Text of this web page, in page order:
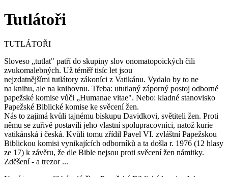
Tutlátoři
TUTLÁTOŘI
Sloveso „tutlat" patří do skupiny slov onomatopoických čili
zvukomalebných. Už téměř tisíc let jsou
nejzdatnějšími tutlátory zákoníci z Vatikánu. Vydalo by to ne
na knihu, ale na knihovnu. Třeba: ututlaný záporný postoj odborné
papežské komise vůči „Humanae vitae". Nebo: kladné stanovisko
Papežské Biblické komise ke svěcení žen.
Nás to zajimá kvůli tajnému biskupu Davidkovi, světiteli žen. Proti
němu se zuřivě postavili jeho vlastní spolupracovníci, natož kurie
vatikánská i česká. Kvůli tomu zřídil Pavel VI. zvláštní Papežskou
Biblickou komisi vynikajících odborníků a ta došla r. 1976 (12 hlasy
ze 17) k závěru, že dle Bible nejsou proti svěcení žen námitky.
Zděšení - a trezor ...